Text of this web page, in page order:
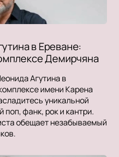
в Ереване:
Демирчяна
Агутина в
имени Карена
уникальной
фанк, рок и кантри.
обещает незабываемый